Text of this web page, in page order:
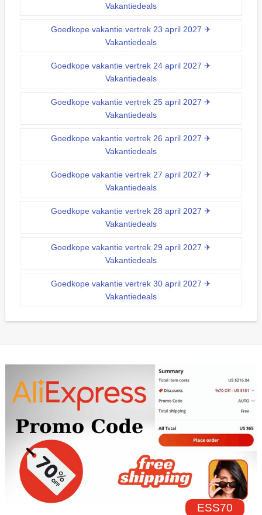
Vakantiedeals
Goedkope vakantie vertrek 23 april 2027 ✈
Vakantiedeals
Goedkope vakantie vertrek 24 april 2027 ✈
Vakantiedeals
Goedkope vakantie vertrek 25 april 2027 ✈
Vakantiedeals
Goedkope vakantie vertrek 26 april 2027 ✈
Vakantiedeals
Goedkope vakantie vertrek 27 april 2027 ✈
Vakantiedeals
Goedkope vakantie vertrek 28 april 2027 ✈
Vakantiedeals
Goedkope vakantie vertrek 29 april 2027 ✈
Vakantiedeals
Goedkope vakantie vertrek 30 april 2027 ✈
Vakantiedeals
ESS70